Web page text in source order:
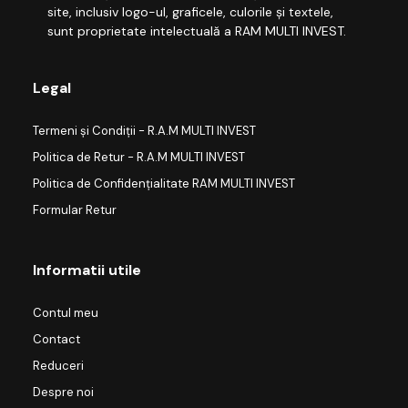
site, inclusiv logo-ul, graficele, culorile și textele,
sunt proprietate intelectuală a RAM MULTI INVEST.
Legal
Termeni și Condiții - R.A.M MULTI INVEST
Politica de Retur - R.A.M MULTI INVEST
Politica de Confidențialitate RAM MULTI INVEST
Formular Retur
Informatii utile
Contul meu
Contact
Reduceri
Despre noi